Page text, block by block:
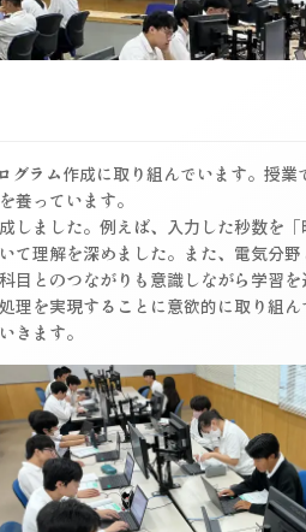
ラム作成に取り組んでいます。授業
養っています。
しました。例えば、入力した秒数を
理解を深めました。また、電気分野
とのつながりも意識しながら学習を
理を実現することに意欲的に取り組
きます。